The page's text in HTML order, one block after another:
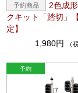
2色成
クキット「踏切」
定】
1,980円
（